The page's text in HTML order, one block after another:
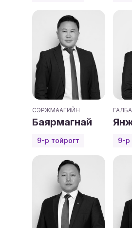
СЭРЖМААГИЙН
Баярмагнай
9-р тойрогт 9-р